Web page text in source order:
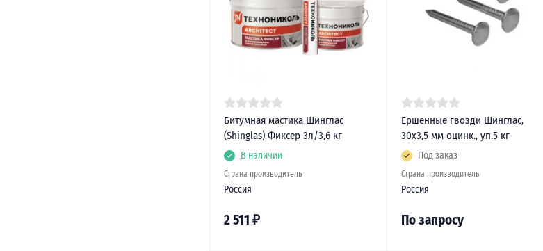
Битумная мастика Шинглас
(Shinglas) Фиксер 3л/3,6 кг
В наличии
Страна производитель
Россия
2 511 ₽
Ершенные гвозди Шинглас,
30х3,5 мм оцинк., уп.5 кг
Под заказ
Страна производитель
Россия
По запросу